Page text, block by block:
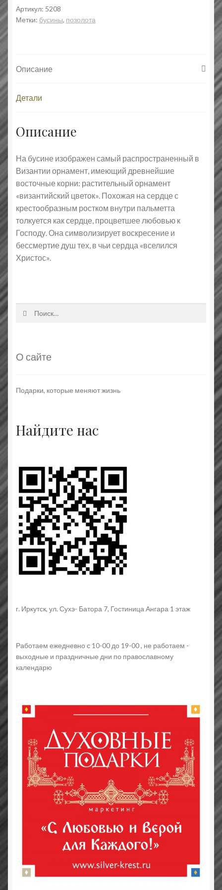
Артикул: 5208
Метки: бусины, позолота
Описание
Детали
Описание
На бусине изображен самый распространенный в
Византии орнамент, имеющий древнейшие
восточные корни: растительный орнамент
«византийский цветок». Похожая на сердце с
крестообразным ростком внутри пальметта
толкуется как сердце, процветшее любовью к
Господу. Она символизирует воскресение и
бессмертие душ тех, в чьи сердца «вселился
Христос».
О сайте
Подарки, которые меняют жизнь
Найдите нас
г. Иркутск, ул. Сухэ- Батора 7, Гостиница Ангара 1 этаж
Работаем ежедневно с 10-00 до 19-00 , не работаем -
выходные и праздничные дни по православному
календарю